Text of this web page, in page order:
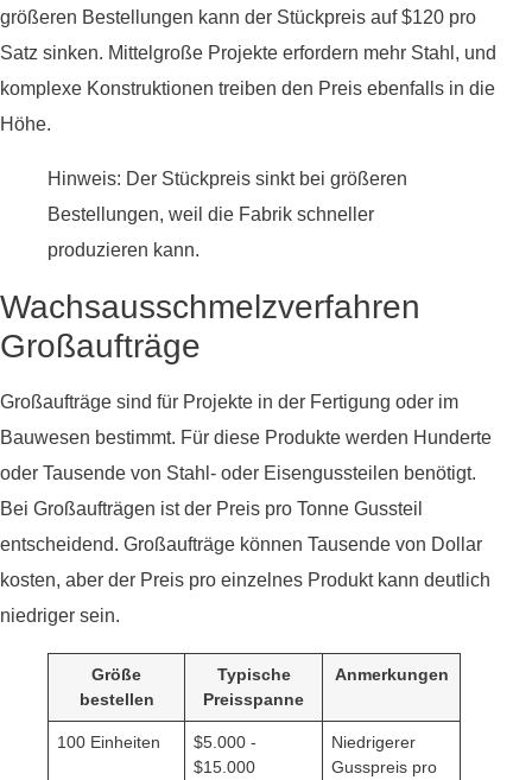
größeren Bestellungen kann der Stückpreis auf $120 pro
Satz sinken. Mittelgroße Projekte erfordern mehr Stahl, und
komplexe Konstruktionen treiben den Preis ebenfalls in die
Höhe.
Hinweis: Der Stückpreis sinkt bei größeren
Bestellungen, weil die Fabrik schneller
produzieren kann.
Wachsausschmelzverfahren
Großaufträge
Großaufträge sind für Projekte in der Fertigung oder im
Bauwesen bestimmt. Für diese Produkte werden Hunderte
oder Tausende von Stahl- oder Eisengussteilen benötigt.
Bei Großaufträgen ist der Preis pro Tonne Gussteil
entscheidend. Großaufträge können Tausende von Dollar
kosten, aber der Preis pro einzelnes Produkt kann deutlich
niedriger sein.
Größe
bestellen
Typische
Preisspanne
Anmerkungen
100 Einheiten
$5.000 -
$15.000
Niedrigerer
Gusspreis pro